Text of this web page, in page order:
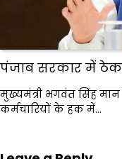
पंजाब सरकार में
मुख्यमंत्री भगवंत सिंह
कर्मचारियों के हक में…